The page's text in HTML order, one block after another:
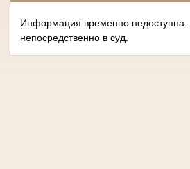
Информация временно недоступна.
непосредственно в суд.